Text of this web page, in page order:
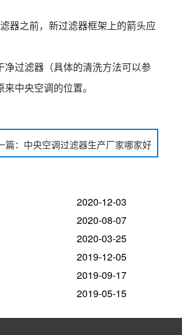
器之前，新过滤器框架上的箭头应
过滤器（具体的清洗方法可以参
中央空调的位置。
篇：中央空调过滤器生产厂家哪家好
2020-12-03
2020-08-07
2020-03-25
2019-12-05
2019-09-17
2019-05-15